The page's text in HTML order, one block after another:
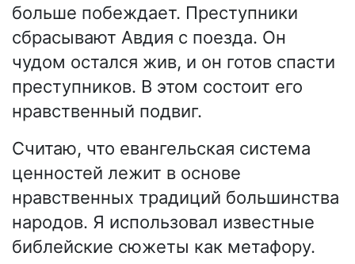
больше побеждает. Преступники
сбрасывают Авдия с поезда. Он
чудом остался жив, и он готов спасти
преступников. В этом состоит его
нравственный подвиг.
Считаю, что евангельская система
ценностей лежит в основе
нравственных традиций большинства
народов. Я использовал известные
библейские сюжеты как метафору.